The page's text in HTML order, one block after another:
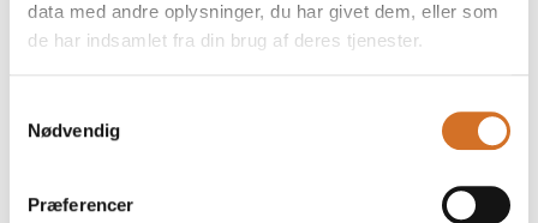
data med andre oplysninger, du har givet dem, eller som
de har indsamlet fra din brug af deres tjenester.
Nødvendig
Præferencer
Dette produkt kan opleves på udstillerens stand på messen